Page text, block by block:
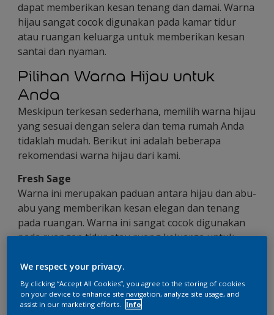
dapat memberikan kesan tenang dan damai. Warna
hijau sangat cocok digunakan pada kamar tidur
atau ruangan keluarga untuk memberikan kesan
santai dan nyaman.
Pilihan Warna Hijau untuk
Anda
Meskipun terkesan sederhana, memilih warna hijau
yang sesuai dengan selera dan tema rumah Anda
tidaklah mudah. Berikut ini adalah beberapa
rekomendasi warna hijau dari kami.
Fresh Sage
Warna ini merupakan paduan antara hijau dan abu-
abu yang memberikan kesan elegan dan tenang
pada ruangan. Warna ini sangat cocok digunakan
pada ruangan tidur atau ruang keluarga untuk
Green Romantic
Warna Green Romantic merupakan perpaduan
warna hijau muda dan mint yang memberikan
We respect your privacy.
By clicking “Accept All Cookies”, you agree to the storing of cookies
on your device to enhance site navigation, analyze site usage, and
assist in our marketing efforts.
Info